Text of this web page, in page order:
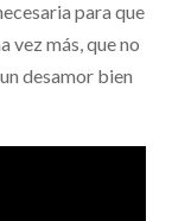
para que
vez más, que no
desamor bien